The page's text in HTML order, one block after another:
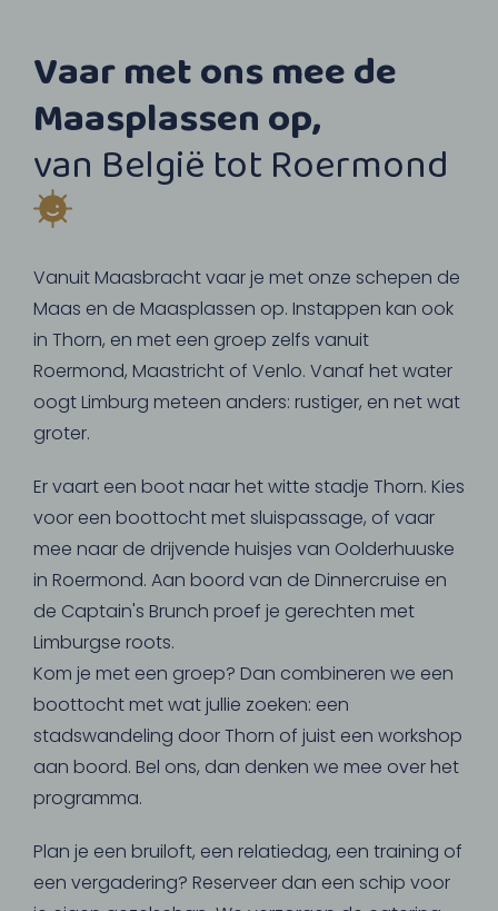
Vaar met ons mee de
Maasplassen op,
van België tot Roermond
Vanuit Maasbracht vaar je met onze schepen de
Maas en de Maasplassen op. Instappen kan ook
in Thorn, en met een groep zelfs vanuit
Roermond, Maastricht of Venlo. Vanaf het water
oogt Limburg meteen anders: rustiger, en net wat
groter.
Er vaart een boot naar het witte stadje Thorn. Kies
voor een boottocht met sluispassage, of vaar
mee naar de drijvende huisjes van Oolderhuuske
in Roermond. Aan boord van de Dinnercruise en
de Captain's Brunch proef je gerechten met
Limburgse roots.
Kom je met een groep? Dan combineren we een
boottocht met wat jullie zoeken: een
stadswandeling door Thorn of juist een workshop
aan boord. Bel ons, dan denken we mee over het
programma.
Plan je een bruiloft, een relatiedag, een training of
een vergadering? Reserveer dan een schip voor